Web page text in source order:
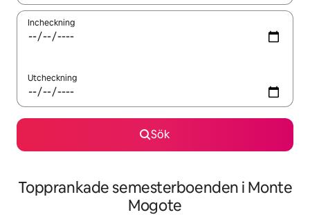
Incheckning
Utcheckning
Sök
Topprankade semesterboenden i Monte
Mogote